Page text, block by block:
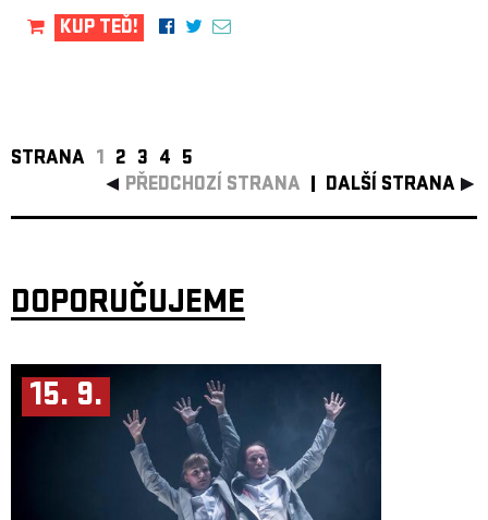
KUP TEĎ!
STRANA 1 2 3 4 5
PŘEDCHOZÍ STRANA
DALŠÍ STRANA
DOPORUČUJEME
15. 9.